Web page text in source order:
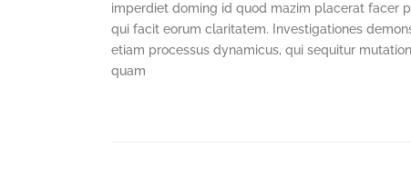
imperdiet doming id quod mazim placerat facer
qui facit eorum claritatem. Investigationes
etiam processus dynamicus, qui sequitur
quam